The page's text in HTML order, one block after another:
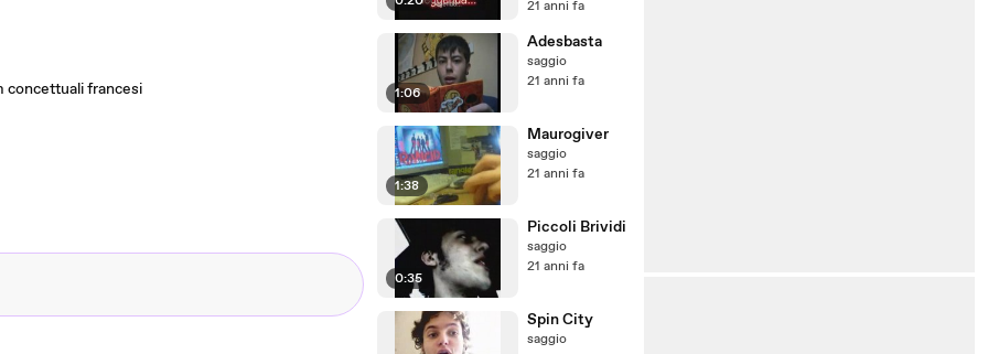
concettuali francesi
21 anni fa
1:06
Adesbasta
saggio
21 anni fa
1:38
Maurogiver
saggio
21 anni fa
0:35
Piccoli Brividi
saggio
21 anni fa
Spin City
saggio